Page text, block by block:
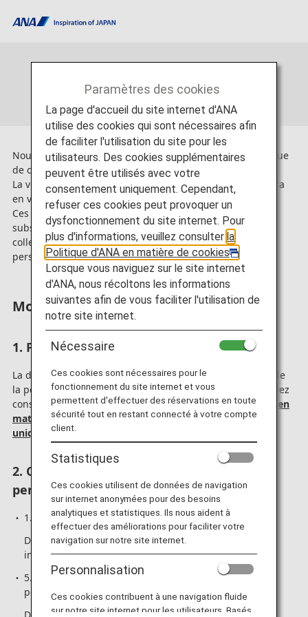
confidentialité d'ANA
Nous avons révisé une partie du contenu de notre politique
de confidentialité.
La version révisée de la politique de confidentialité entrera
en vigueur le 1er juillet 2024.
Ces ajouts et révisions n'entraînent aucune modification
substantielle des éléments de données personnelles à
collecter ou de l'objectif d'utilisation des données
personnelles.
Modifications principales
1. Politique de base
La description de la politique de base figurant au début de
la politique de confidentialité a été supprimée. Vous pouvez
consulterla politique générale et les règles de conduite en
matière de protection de la vie privée (en anglais
uniquement)
2. Chapitre 1. Traitement des informations
personnelles de tous les clients par ANA
1. Introduction
Des descriptions relatives à la définition des «
informations personnelles » ont été ajoutées.
5. Collecte d'informations relatives aux informations
personnelles
Paramètres des cookies
La page d'accueil du site internet d'ANA
utilise des cookies qui sont nécessaires afin
de faciliter l'utilisation du site pour les
utilisateurs. Des cookies supplémentaires
peuvent être utilisés avec votre
consentement uniquement. Cependant,
refuser ces cookies peut provoquer un
dysfonctionnement du site internet. Pour
plus d'informations, veuillez consulter la
Politique d'ANA en matière de cookies
.
Lorsque vous naviguez sur le site internet
d'ANA, nous récoltons les informations
suivantes afin de vous faciliter l'utilisation de
notre site internet.
Nécessaire
Ces cookies sont nécessaires pour le
fonctionnement du site internet et vous
permettent d'effectuer des réservations en toute
sécurité tout en restant connecté à votre compte
client.
Statistiques
Ces cookies utilisent de données de navigation
sur internet anonymées pour des besoins
analytiques et statistiques. Ils nous aident à
effectuer des améliorations pour faciliter votre
navigation sur notre site internet.
Personnalisation
Ces cookies contribuent à une navigation fluide
sur notre site internet pour les utilisateurs. Basés